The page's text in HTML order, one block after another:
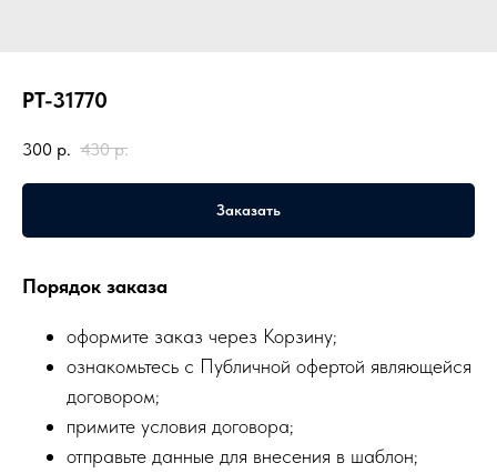
PT-31770
300 р. 430 р.
Заказать
Порядок заказа
оформите заказ через Корзину;
ознакомьтесь с Публичной офертой являющейся
договором;
примите условия договора;
отправьте данные для внесения в шаблон;